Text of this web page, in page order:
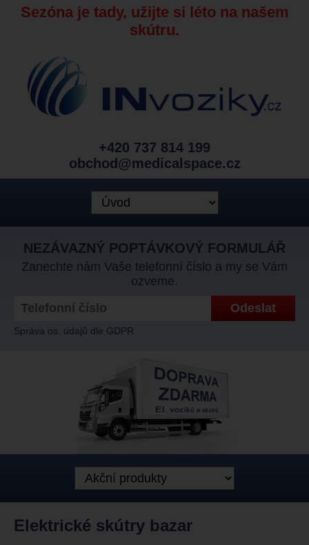
Sezóna je tady, užijte si léto na našem
skútru.
+420 737 814 199
obchod@medicalspace.cz
NEZÁVAZNÝ POPTÁVKOVÝ FORMULÁŘ
Zanechte nám Vaše telefonní číslo a my se Vám
ozveme.
Správa os. údajů dle GDPR
Elektrické skútry bazar